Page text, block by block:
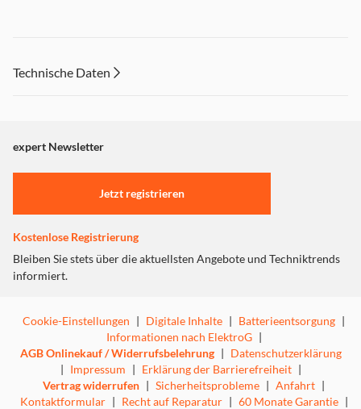
Technische Daten
expert Newsletter
Jetzt registrieren
Kostenlose Registrierung
Bleiben Sie stets über die aktuellsten Angebote und Techniktrends
informiert.
Cookie-Einstellungen | Digitale Inhalte | Batterieentsorgung |
Informationen nach ElektroG |
AGB Onlinekauf / Widerrufsbelehrung | Datenschutzerklärung
| Impressum | Erklärung der Barrierefreiheit |
Vertrag widerrufen | Sicherheitsprobleme | Anfahrt |
Kontaktformular | Recht auf Reparatur | 60 Monate Garantie |